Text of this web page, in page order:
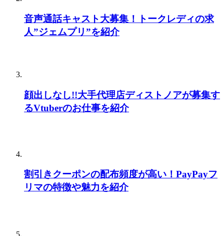
音声通話キャスト大募集！トークレディの求
人”ジェムプリ”を紹介
顔出しなし!!大手代理店ディストノアが募集す
るVtuberのお仕事を紹介
割引きクーポンの配布頻度が高い！PayPayフ
リマの特徴や魅力を紹介